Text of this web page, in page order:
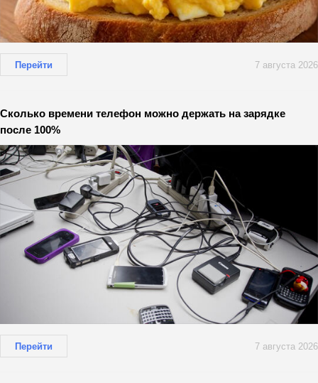
Перейти 7 августа 2026
Сколько времени телефон можно держать на зарядке
после 100%
Перейти 7 августа 2026